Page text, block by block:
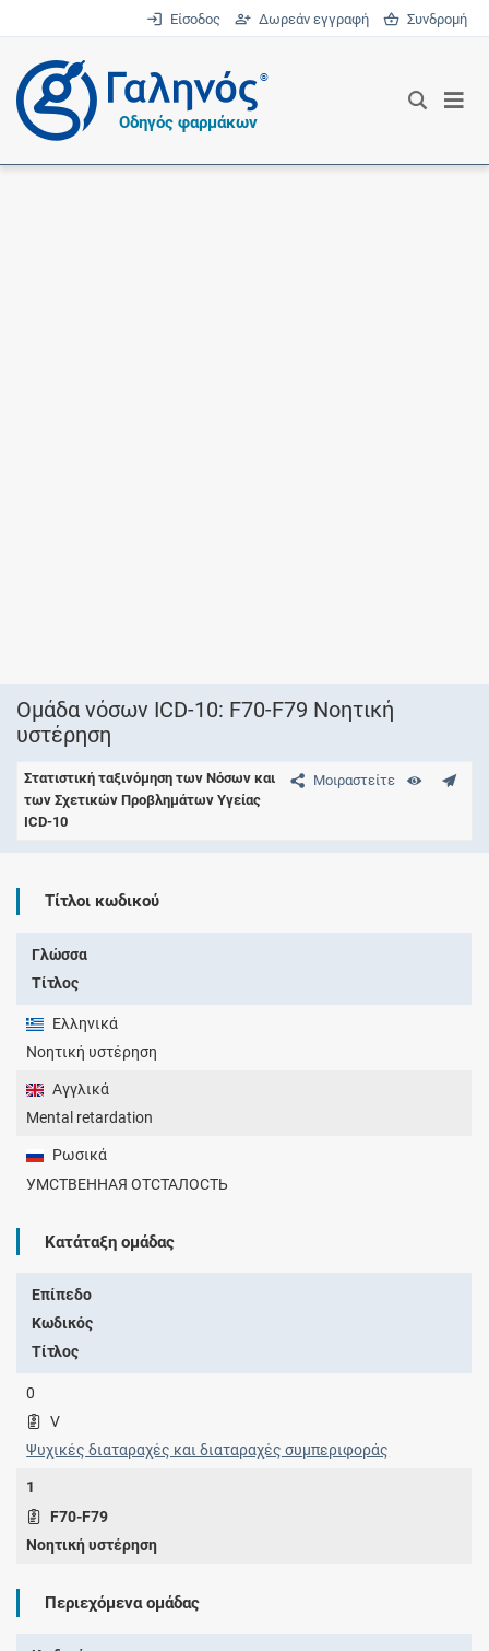
Είσοδος Δωρεάν εγγραφή Συνδρομή
®
Οδηγός φαρμάκων
Ομάδα νόσων ICD-10: F70-F79 Νοητική
υστέρηση
Μοιραστείτε
Στατιστική ταξινόμηση των Νόσων και
των Σχετικών Προβλημάτων Υγείας
ICD-10
Τίτλοι κωδικού
Γλώσσα
Τίτλος
Ελληνικά
Νοητική υστέρηση
Αγγλικά
Mental retardation
Ρωσικά
УМСТВЕННАЯ ОТСТАЛОСТЬ
Κατάταξη ομάδας
Επίπεδο
Κωδικός
Τίτλος
0
V
Ψυχικές διαταραχές και διαταραχές συμπεριφοράς
1
F70-F79
Νοητική υστέρηση
Περιεχόμενα ομάδας